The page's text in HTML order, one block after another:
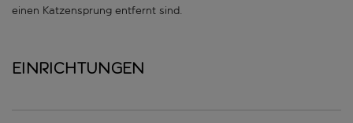
einen Katzensprung entfernt sind.
Einrichtungen